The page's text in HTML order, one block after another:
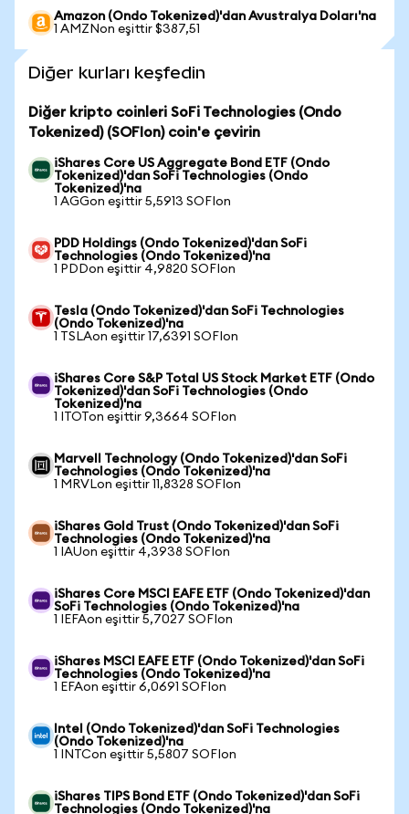
Amazon (Ondo Tokenized)'dan Avustralya Doları'na
1 AMZNon eşittir $387,51
Diğer kurları keşfedin
Diğer kripto coinleri SoFi Technologies (Ondo
Tokenized) (SOFIon) coin'e çevirin
iShares Core US Aggregate Bond ETF (Ondo
Tokenized)'dan SoFi Technologies (Ondo
Tokenized)'na
1 AGGon eşittir 5,5913 SOFIon
PDD Holdings (Ondo Tokenized)'dan SoFi
Technologies (Ondo Tokenized)'na
1 PDDon eşittir 4,9820 SOFIon
Tesla (Ondo Tokenized)'dan SoFi Technologies
(Ondo Tokenized)'na
1 TSLAon eşittir 17,6391 SOFIon
iShares Core S&P Total US Stock Market ETF (Ondo
Tokenized)'dan SoFi Technologies (Ondo
Tokenized)'na
1 ITOTon eşittir 9,3664 SOFIon
Marvell Technology (Ondo Tokenized)'dan SoFi
Technologies (Ondo Tokenized)'na
1 MRVLon eşittir 11,8328 SOFIon
iShares Gold Trust (Ondo Tokenized)'dan SoFi
Technologies (Ondo Tokenized)'na
1 IAUon eşittir 4,3938 SOFIon
iShares Core MSCI EAFE ETF (Ondo Tokenized)'dan
SoFi Technologies (Ondo Tokenized)'na
1 IEFAon eşittir 5,7027 SOFIon
iShares MSCI EAFE ETF (Ondo Tokenized)'dan SoFi
Technologies (Ondo Tokenized)'na
1 EFAon eşittir 6,0691 SOFIon
Intel (Ondo Tokenized)'dan SoFi Technologies
(Ondo Tokenized)'na
1 INTCon eşittir 5,5807 SOFIon
iShares TIPS Bond ETF (Ondo Tokenized)'dan SoFi
Technologies (Ondo Tokenized)'na